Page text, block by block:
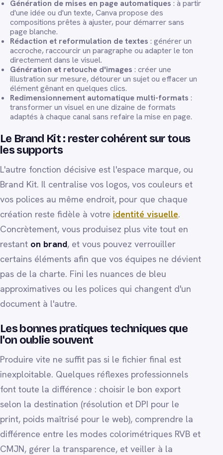
Génération de mises en page automatiques : à partir
d'une idée ou d'un texte, Canva propose des
compositions prêtes à ajuster, pour démarrer sans
page blanche.
Rédaction et reformulation de textes : générer un
accroche, raccourcir un paragraphe ou adapter le ton
directement dans le visuel.
Génération et retouche d'images : créer une
illustration sur mesure, détourer un sujet ou effacer un
élément gênant en quelques clics.
Redimensionnement automatique multi-formats :
transformer un visuel en une dizaine de formats
adaptés à chaque canal sans refaire la mise en page.
Le Brand Kit : rester cohérent sur tous
les supports
L'autre fonction décisive est l'espace marque, ou
Brand Kit. Il centralise vos logos, vos couleurs et
vos polices au même endroit, pour que chaque
création reste fidèle à votre identité visuelle.
Concrètement, vous produisez plus vite tout en
restant on brand, et vous pouvez verrouiller
certains éléments afin que vos équipes ne dévient
pas de la charte. Fini les nuances de bleu
approximatives ou les polices qui changent d'un
document à l'autre.
Les bonnes pratiques techniques que
l'on oublie souvent
Produire vite ne suffit pas si le fichier final est
inexploitable. Quelques réflexes professionnels
font toute la différence : choisir le bon export
selon la destination (résolution et DPI pour le
print, poids maîtrisé pour le web), comprendre la
différence entre les modes colorimétriques RVB et
CMJN, gérer la transparence, et veiller à la